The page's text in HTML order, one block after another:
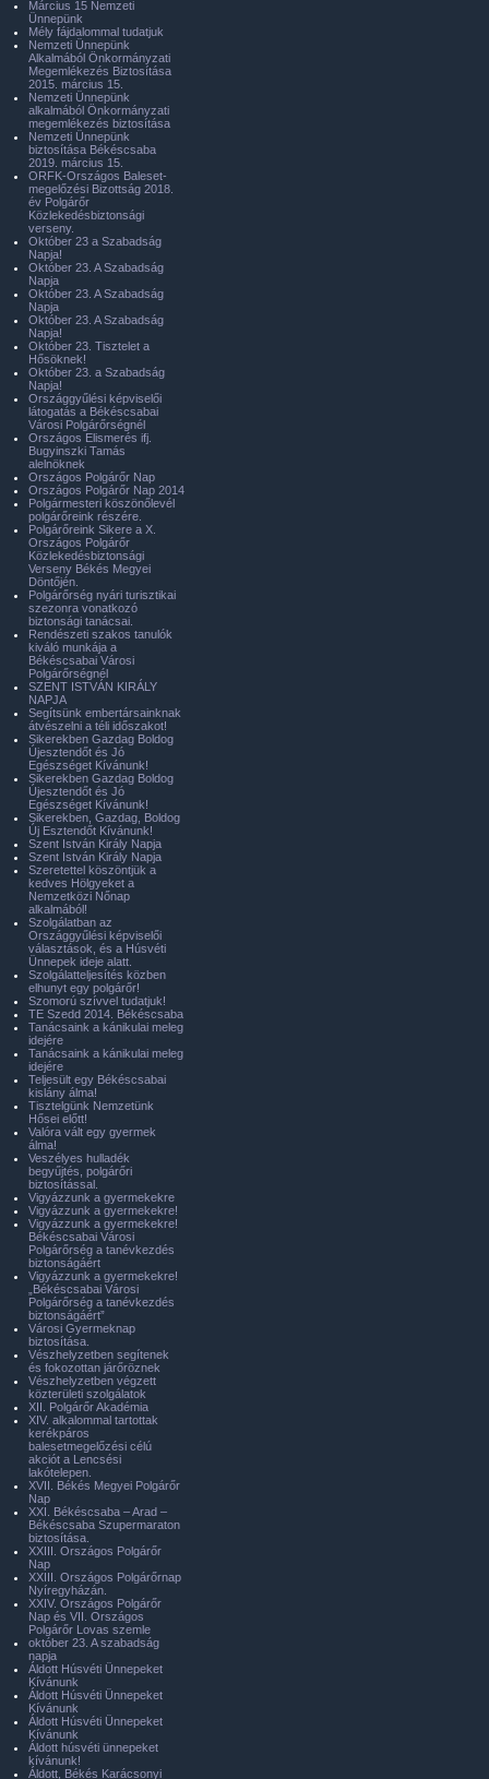
Március 15 Nemzeti
Ünnepünk
Mély fájdalommal tudatjuk
Nemzeti Ünnepünk
Alkalmából Önkormányzati
Megemlékezés Biztosítása
2015. március 15.
Nemzeti Ünnepünk
alkalmából Önkormányzati
megemlékezés biztosítása
Nemzeti Ünnepünk
biztosítása Békéscsaba
2019. március 15.
ORFK-Országos Baleset-
megelőzési Bizottság 2018.
év Polgárőr
Közlekedésbiztonsági
verseny.
Október 23 a Szabadság
Napja!
Október 23. A Szabadság
Napja
Október 23. A Szabadság
Napja
Október 23. A Szabadság
Napja!
Október 23. Tisztelet a
Hősöknek!
Október 23. a Szabadság
Napja!
Országgyűlési képviselői
látogatás a Békéscsabai
Városi Polgárőrségnél
Országos Elismerés ifj.
Bugyinszki Tamás
alelnöknek
Országos Polgárőr Nap
Országos Polgárőr Nap 2014
Polgármesteri köszönőlevél
polgárőreink részére.
Polgárőreink Sikere a X.
Országos Polgárőr
Közlekedésbiztonsági
Verseny Békés Megyei
Döntőjén.
Polgárőrség nyári turisztikai
szezonra vonatkozó
biztonsági tanácsai.
Rendészeti szakos tanulók
kiváló munkája a
Békéscsabai Városi
Polgárőrségnél
SZENT ISTVÁN KIRÁLY
NAPJA
Segítsünk embertársainknak
átvészelni a téli időszakot!
Sikerekben Gazdag Boldog
Újesztendőt és Jó
Egészséget Kívánunk!
Sikerekben Gazdag Boldog
Újesztendőt és Jó
Egészséget Kívánunk!
Sikerekben, Gazdag, Boldog
Új Esztendőt Kívánunk!
Szent István Király Napja
Szent István Király Napja
Szeretettel köszöntjük a
kedves Hölgyeket a
Nemzetközi Nőnap
alkalmából!
Szolgálatban az
Országgyűlési képviselői
választások, és a Húsvéti
Ünnepek ideje alatt.
Szolgálatteljesítés közben
elhunyt egy polgárőr!
Szomorú szívvel tudatjuk!
TE Szedd 2014. Békéscsaba
Tanácsaink a kánikulai meleg
idejére
Tanácsaink a kánikulai meleg
idejére
Teljesült egy Békéscsabai
kislány álma!
Tisztelgünk Nemzetünk
Hősei előtt!
Valóra vált egy gyermek
álma!
Veszélyes hulladék
begyűjtés, polgárőri
biztosítással.
Vigyázzunk a gyermekekre
Vigyázzunk a gyermekekre!
Vigyázzunk a gyermekekre!
Békéscsabai Városi
Polgárőrség a tanévkezdés
biztonságáért
Vigyázzunk a gyermekekre!
„Békéscsabai Városi
Polgárőrség a tanévkezdés
biztonságáért”
Városi Gyermeknap
biztosítása.
Vészhelyzetben segítenek
és fokozottan járőröznek
Vészhelyzetben végzett
közterületi szolgálatok
XII. Polgárőr Akadémia
XIV. alkalommal tartottak
kerékpáros
balesetmegelőzési célú
akciót a Lencsési
lakótelepen.
XVII. Békés Megyei Polgárőr
Nap
XXI. Békéscsaba – Arad –
Békéscsaba Szupermaraton
biztosítása.
XXIII. Országos Polgárőr
Nap
XXIII. Országos Polgárőrnap
Nyíregyházán.
XXIV. Országos Polgárőr
Nap és VII. Országos
Polgárőr Lovas szemle
október 23. A szabadság
napja
Áldott Húsvéti Ünnepeket
Kívánunk
Áldott Húsvéti Ünnepeket
Kívánunk
Áldott Húsvéti Ünnepeket
Kívánunk
Áldott húsvéti ünnepeket
kívánunk!
Áldott, Békés Karácsonyi